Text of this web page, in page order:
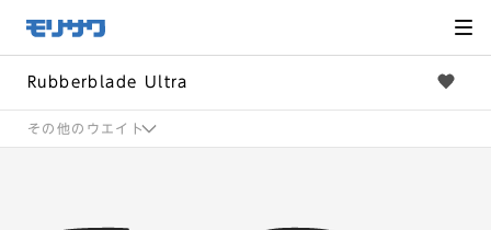
メ
ニュー
飛ばし
へ移動
Rubberblade Ultra
その他のウエイト